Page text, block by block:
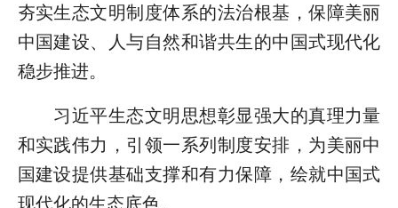
夯实生态文明制度体系的法治根基，保障美丽
中国建设、人与自然和谐共生的中国式现代化
稳步推进。
习近平生态文明思想彰显强大的真理力量
和实践伟力，引领一系列制度安排，为美丽中
国建设提供基础支撑和有力保障，绘就中国式
现代化的生态底色。